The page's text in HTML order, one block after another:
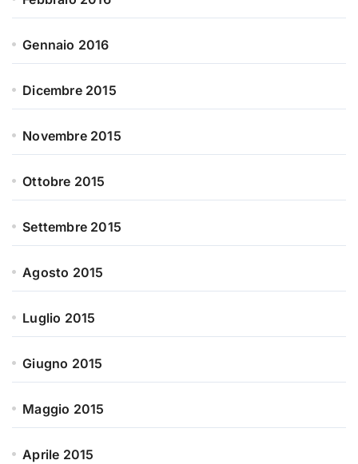
Gennaio 2016
Dicembre 2015
Novembre 2015
Ottobre 2015
Settembre 2015
Agosto 2015
Luglio 2015
Giugno 2015
Maggio 2015
Aprile 2015